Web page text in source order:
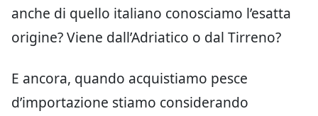
anche di quello italiano conosciamo l’esatta
origine? Viene dall’Adriatico o dal Tirreno?
E ancora, quando acquistiamo pesce
d’importazione stiamo considerando